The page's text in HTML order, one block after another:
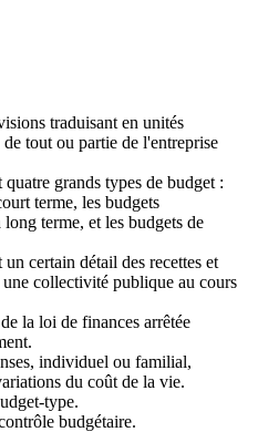
traduisant en unités
tout ou partie de l'entreprise
grands types de budget :
terme, les budgets
terme, et les budgets de
certain détail des recettes et
une collectivité publique au cours
la loi de finances arrêtée
individuel ou familial,
du coût de la vie.
type.
budgétaire.